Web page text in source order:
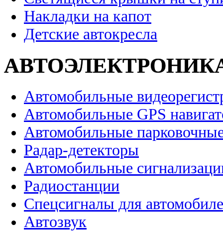
Накладки на капот
Детские автокресла
Автомобильные
Автомобильные GPS
Автомобильные
Радар-детекторы
Автомобильные
Радиостанции
Спецсигналы для
Автозвук